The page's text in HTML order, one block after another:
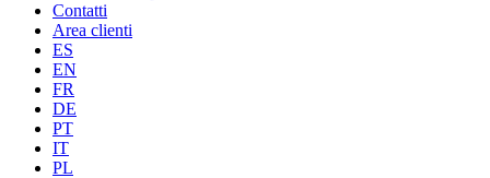
Contatti
Area clienti
ES
EN
FR
DE
PT
IT
PL